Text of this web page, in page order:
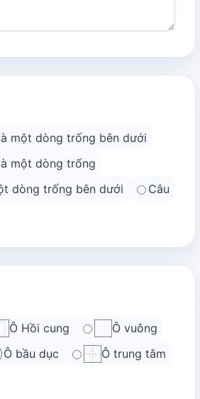
một dòng trống bên dưới
một dòng trống
dòng trống bên dưới
Câu
Ô Hồi cung
Ô vuông
Ô bầu dục
Ô trung tâm